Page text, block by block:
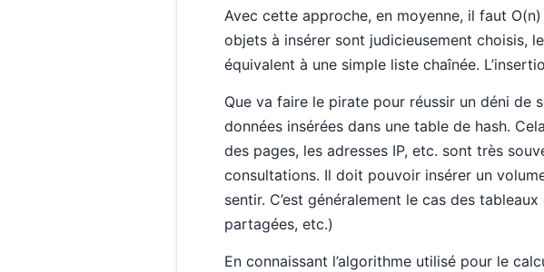
Avec cette approche, en moyenne, il faut
objets à insérer sont judicieusement choisis,
équivalent à une simple liste chaînée.
Que va faire le pirate pour réussir un déni de
données insérées dans une table de hash.
des pages, les adresses IP, etc. sont très
consultations. Il doit pouvoir insérer un
sentir. C’est généralement le cas des
partagées, etc.)
En connaissant l’algorithme utilisé pour le